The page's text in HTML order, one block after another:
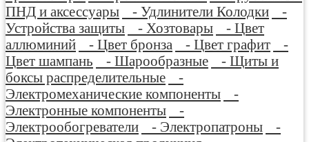
ПНД и аксессуары
- Удлинители Колодки
-
Устройства защиты
- Хозтовары
- Цвет
аллюминий
- Цвет бронза - Цвет графит
-
Цвет шампань
- Шарообразные
- Щиты и
боксы распределительные
-
Электромеханические компоненты
-
Электронные компоненты
-
Электрообогреватели
- Электропатроны
-